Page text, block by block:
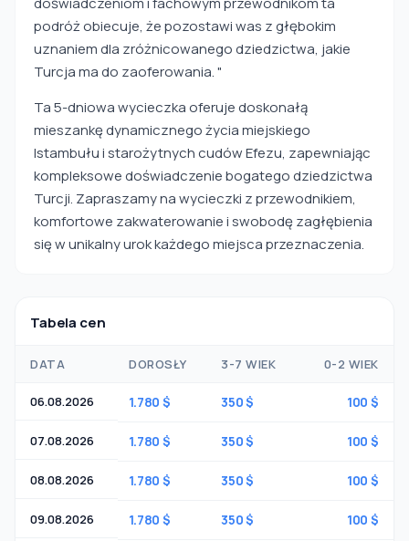
podróż obiecuje, że pozostawi was z głębokim
uznaniem dla zróżnicowanego dziedzictwa, jakie
Turcja ma do zaoferowania. "
Ta 5-dniowa wycieczka oferuje doskonałą
mieszankę dynamicznego życia miejskiego
Istambułu i starożytnych cudów Efezu, zapewniając
kompleksowe doświadczenie bogatego dziedzictwa
Turcji. Zapraszamy na wycieczki z przewodnikiem,
komfortowe zakwaterowanie i swobodę zagłębienia
się w unikalny urok każdego miejsca przeznaczenia.
Tabela cen
DATA DOROSŁY 3-7 WIEK 0-2 WIEK
06.08.2026 1.780 $ 350 $ 100 $
07.08.2026 1.780 $ 350 $ 100 $
08.08.2026 1.780 $ 350 $ 100 $
09.08.2026 1.780 $ 350 $ 100 $